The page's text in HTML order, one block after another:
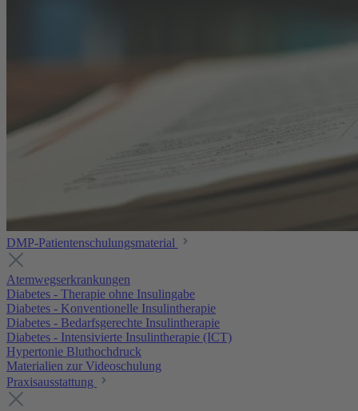
DMP-Patientenschulungsmaterial
Atemwegserkrankungen
Diabetes - Therapie ohne Insulingabe
Diabetes - Konventionelle Insulintherapie
Diabetes - Bedarfsgerechte Insulintherapie
Diabetes - Intensivierte Insulintherapie (ICT)
Hypertonie Bluthochdruck
Materialien zur Videoschulung
Praxisausstattung